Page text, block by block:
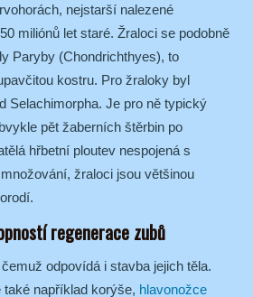
nejstarší nalezené
miliónů let staré. Žraloci se podobně
Paryby (Chondrichthyes), to
kostru. Pro žraloky byl
Selachimorpha. Je pro ně typický
pět žaberních štěrbin po
hřbetní ploutev nespojená s
žraloci jsou většinou
regenerace zubů
odpovídá i stavba jejich těla.
například korýše, hlavonožce